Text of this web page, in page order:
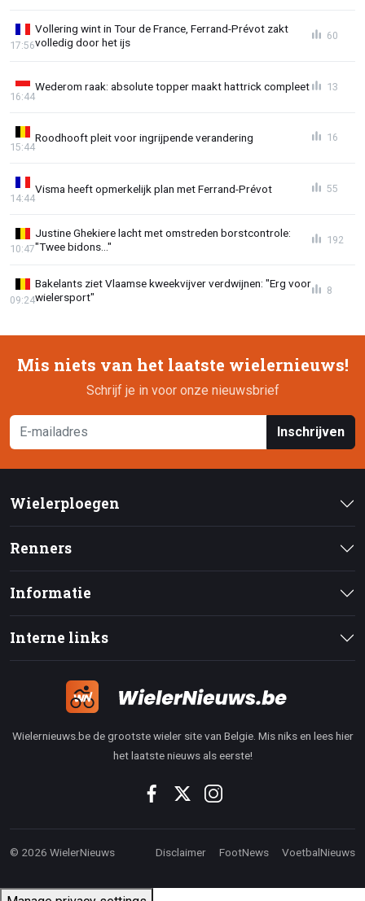
Vollering wint in Tour de France, Ferrand-Prévot zakt
volledig door het ijs
17:56
60
Wederom raak: absolute topper maakt hattrick compleet
16:44
13
Roodhooft pleit voor ingrijpende verandering
15:44
16
Visma heeft opmerkelijk plan met Ferrand-Prévot
14:44
55
Justine Ghekiere lacht met omstreden borstcontrole:
"Twee bidons..."
10:47
192
Bakelants ziet Vlaamse kweekvijver verdwijnen: "Erg voor
wielersport"
09:24
8
Mis niets van het laatste wielernieuws!
Schrijf je in voor onze nieuwsbrief
Inschrijven
Wielerploegen
Renners
Informatie
Interne links
Wielernieuws.be de grootste wieler site van Belgie. Mis niks en lees hier
het laatste nieuws als eerste!
© 2026 WielerNieuws Disclaimer FootNews VoetbalNieuws